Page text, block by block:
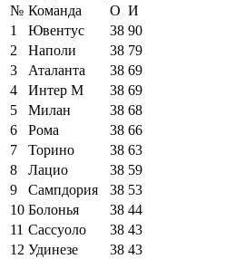
№ Команда О И
1
Ювентус 38 90
2
Наполи 38 79
3
Аталанта 38 69
4
Интер М 38 69
5
Милан 38 68
6
Рома 38 66
7
Торино 38 63
8
Лацио 38 59
9
Сампдория 38 53
10 Болонья 38 44
11 Сассуоло 38 43
12 Удинезе 38 43